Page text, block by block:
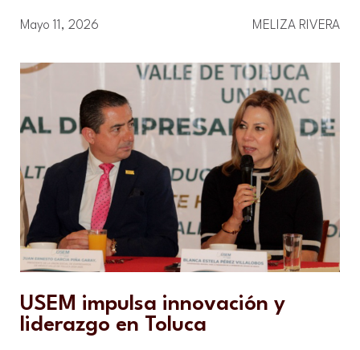
Mayo 11, 2026 MELIZA RIVERA
USEM impulsa innovación y
liderazgo en Toluca